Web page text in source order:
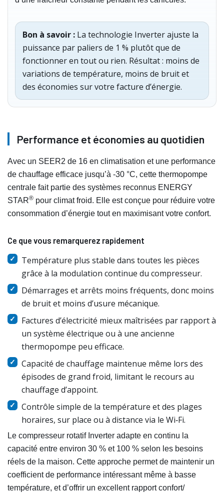
Bon à savoir : La technologie Inverter ajuste la
puissance par paliers de 1 % plutôt que de
fonctionner en tout ou rien. Résultat : moins de
variations de température, moins de bruit et
des économies sur votre facture d’énergie.
Performance et économies au quotidien
Avec un SEER2 de 16 en climatisation et une performance
de chauffage efficace jusqu’à -30 °C, cette thermopompe
centrale fait partie des systèmes reconnus ENERGY
STAR® pour climat froid. Elle est conçue pour réduire votre
consommation d’énergie tout en maximisant votre confort.
Ce que vous remarquerez rapidement
Température plus stable dans toutes les pièces
grâce à la modulation continue du compresseur.
Démarrages et arrêts moins fréquents, donc moins
de bruit et moins d’usure mécanique.
Factures d’électricité mieux maîtrisées par rapport à
un système électrique ou à une ancienne
thermopompe peu efficace.
Capacité de chauffage maintenue même lors des
épisodes de grand froid, limitant le recours au
chauffage d’appoint.
Contrôle simple de la température et des plages
horaires, sur place ou à distance via le Wi‑Fi.
Le compresseur rotatif Inverter adapte en continu la
capacité entre environ 30 % et 100 % selon les besoins
réels de la maison. Cette approche permet de maintenir un
coefficient de performance intéressant même à basse
température, et d’offrir un excellent rapport confort/